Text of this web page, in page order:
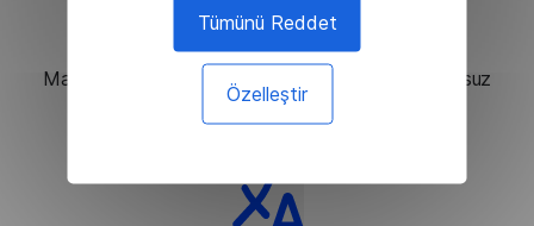
Tümünü Reddet
Özelleştir
Uygun Fiyatlandırma
Makine çevirisi çözümlerini uygulamalarınıza sorunsuz
bir şekilde entegre edin.